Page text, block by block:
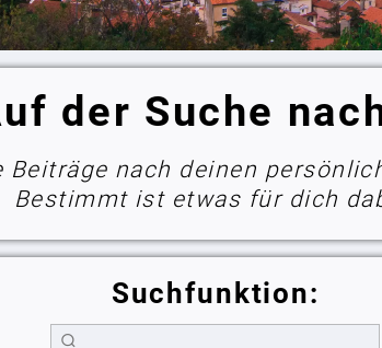
der Suche
Beiträge nach deinen
Bestimmt ist etwas für dich
Suchfunktion: